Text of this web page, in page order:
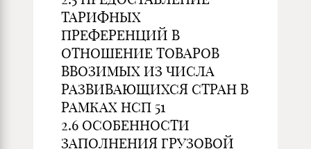
ТАРИФНЫХ
ПРЕФЕРЕНЦИЙ В
ОТНОШЕНИЕ ТОВАРОВ
ВВОЗИМЫХ ИЗ ЧИСЛА
РАЗВИВАЮЩИХСЯ СТРАН В
РАМКАХ НСП 51
2.6 ОСОБЕННОСТИ
ЗАПОЛНЕНИЯ ГРУЗОВОЙ